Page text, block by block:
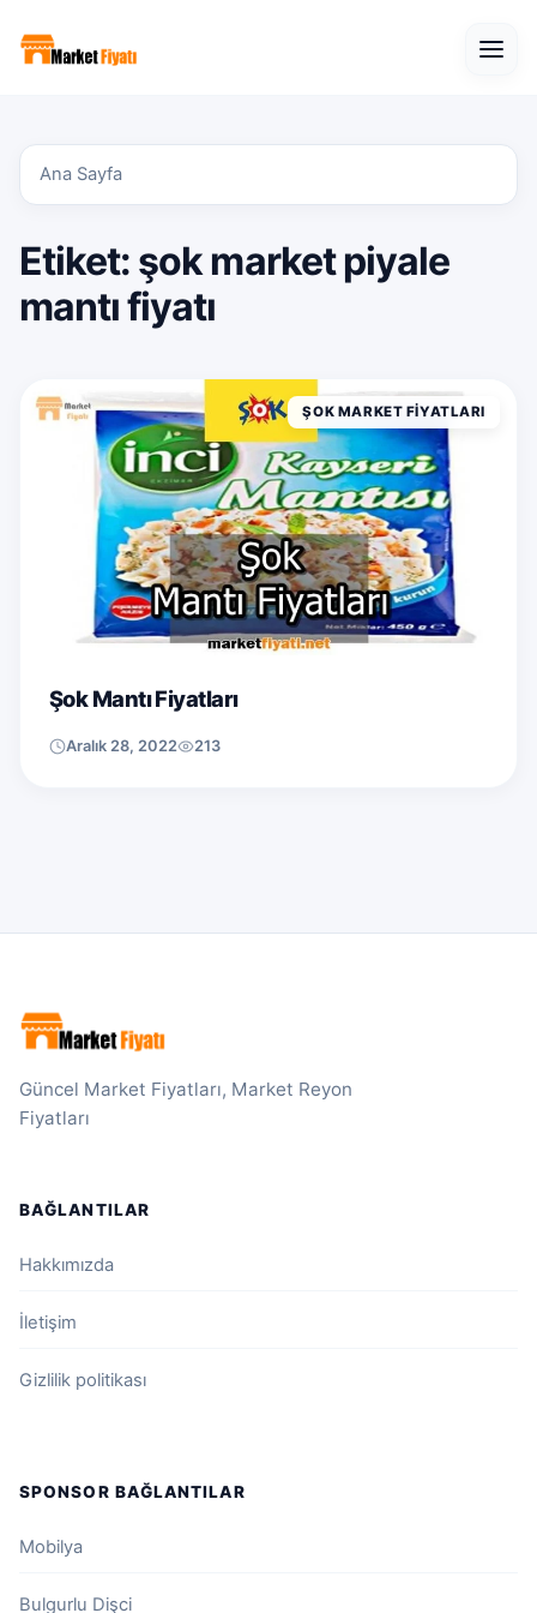
Ana Sayfa
Etiket: şok market piyale
mantı fiyatı
ŞOK MARKET FIYATLARI
Şok Mantı Fiyatları
Aralık 28, 2022 213
Güncel Market Fiyatları, Market Reyon
Fiyatları
BAĞLANTILAR
Hakkımızda
İletişim
Gizlilik politikası
SPONSOR BAĞLANTILAR
Mobilya
Bulgurlu Dişci